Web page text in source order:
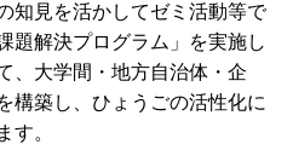
知見を活かしてゼミ活動等で
題解決プログラム」を実施し
、大学間・地方自治体・企
構築し、ひょうごの活性化に
す。